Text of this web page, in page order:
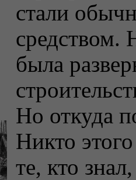
стали
средством.
была
Но откуда
Никто
те, кто